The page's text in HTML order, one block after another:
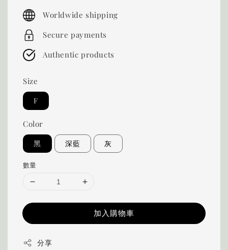
price
Worldwide shipping
Secure payments
Authentic products
Size
F
Color
黑 深藍 灰
數量
加入購物車
分享